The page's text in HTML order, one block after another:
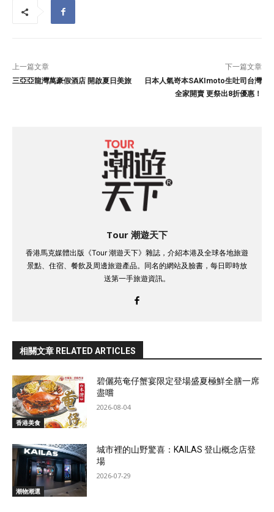
上一篇文章
三亞亞龍灣萬豪假酒店 開啟夏日美旅
下一篇文章
日本人氣嵜本SAKImoto生吐司台灣
全家開賣 更祭出8折優惠！
Tour 潮遊天下
香港馬克媒體出版《Tour 潮遊天下》雜誌，介紹本港及全球各地旅遊
景點、住宿、餐飲及周邊旅遊產品。同名的網站及臉書，每日即時放
送第一手旅遊資訊。
相關文章 RELATED ARTICLES
香港美食
碧儷苑奄仔蟹宴限定登場盛夏極鮮全膳一席
盡嚐
2026-08-04
潮物潮選
城市裡的山野驚喜：KAILAS 登山概念店登
場
2026-07-29